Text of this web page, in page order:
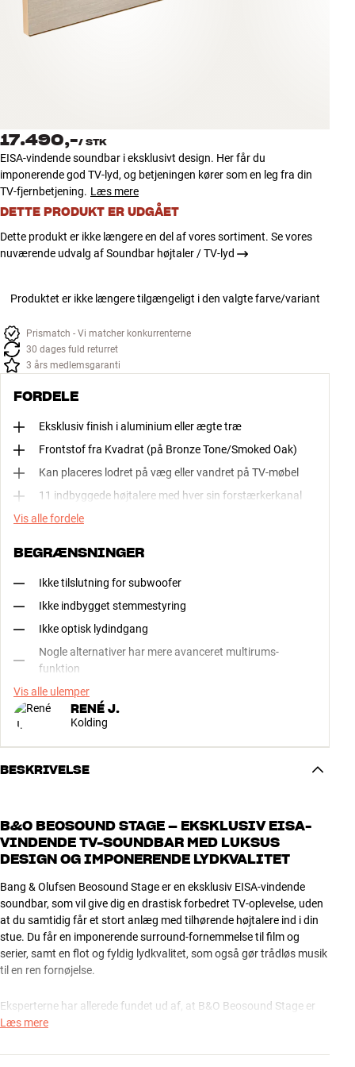
NYHEDER
TILBUD
Find Butik
Kundeservice
Log ind
17.490,-/ STK
EISA-vindende soundbar i eksklusivt design. Her får du
imponerende god TV-lyd, og betjeningen kører som en leg fra din
TV-fjernbetjening. Læs mere
DETTE PRODUKT ER UDGÅET
Dette produkt er ikke længere en del af vores sortiment. Se vores
nuværende udvalg af Soundbar højtaler / TV-lyd
Produktet er ikke længere tilgængeligt i den valgte farve/variant
Prismatch - Vi matcher konkurrenterne
30 dages fuld returret
3 års medlemsgaranti
FORDELE
Eksklusiv finish i aluminium eller ægte træ
Frontstof fra Kvadrat (på Bronze Tone/Smoked Oak)
Kan placeres lodret på væg eller vandret på TV-møbel
11 indbyggede højtalere med hver sin forstærkerkanal
Vis alle fordele
BEGRÆNSNINGER
Ikke tilslutning for subwoofer
Ikke indbygget stemmestyring
Ikke optisk lydindgang
Nogle alternativer har mere avanceret multirums-
funktion
Vis alle ulemper
RENÉ J.
Kolding
BESKRIVELSE
B&O BEOSOUND STAGE – EKSKLUSIV EISA-
VINDENDE TV-SOUNDBAR MED LUKSUS
DESIGN OG IMPONERENDE LYDKVALITET
Bang & Olufsen Beosound Stage er en eksklusiv EISA-vindende
soundbar, som vil give dig en drastisk forbedret TV-oplevelse, uden
at du samtidig får et stort anlæg med tilhørende højtalere ind i din
stue. Du får en imponerende surround-fornemmelse til film og
serier, samt en flot og fyldig lydkvalitet, som også gør trådløs musik
til en ren fornøjelse.
Eksperterne har allerede fundet ud af, at B&O Beosound Stage er
noget helt for sig selv, og derfor valgte de den som vinder af den
”Premium Soundbar”.
Læs mere